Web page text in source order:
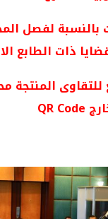
بالنسبة لفصل
ذات الطابع
المنتجة
QR Code